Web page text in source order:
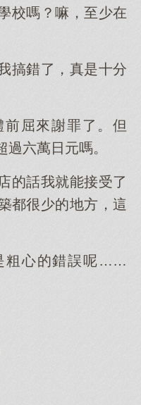
校嗎？嘛，至少在
搞錯了，真是十分
屈來謝罪了。但
六萬日元嗎。
的話我就能接受了
都很少的地方，這
粗心的錯誤呢……